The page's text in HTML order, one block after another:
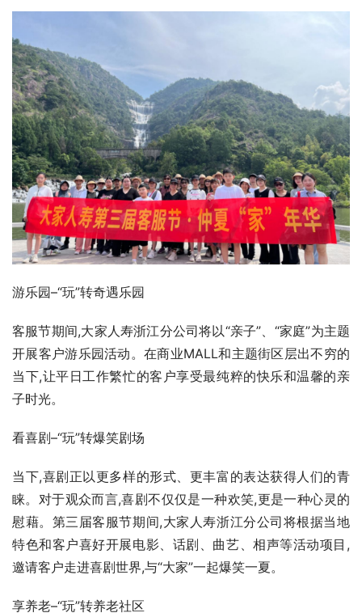
游乐园–“玩”转奇遇乐园
客服节期间,大家人寿浙江分公司将以“亲子”、“家庭”为主题
开展客户游乐园活动。在商业MALL和主题街区层出不穷的
当下,让平日工作繁忙的客户享受最纯粹的快乐和温馨的亲
子时光。
看喜剧–“玩”转爆笑剧场
当下,喜剧正以更多样的形式、更丰富的表达获得人们的青
睐。对于观众而言,喜剧不仅仅是一种欢笑,更是一种心灵的
慰藉。第三届客服节期间,大家人寿浙江分公司将根据当地
特色和客户喜好开展电影、话剧、曲艺、相声等活动项目,
邀请客户走进喜剧世界,与“大家”一起爆笑一夏。
享养老–“玩”转养老社区